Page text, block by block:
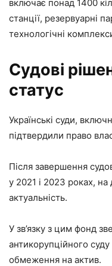
включає понад 1400
станції, резервуарні
технологічні
Судові
статус
Українські суди,
підтвердили право
Після завершення
у 2021 і 2023 роках,
актуальність.
У зв’язку з цим фонд
антикорупційного
обмеження на актив.